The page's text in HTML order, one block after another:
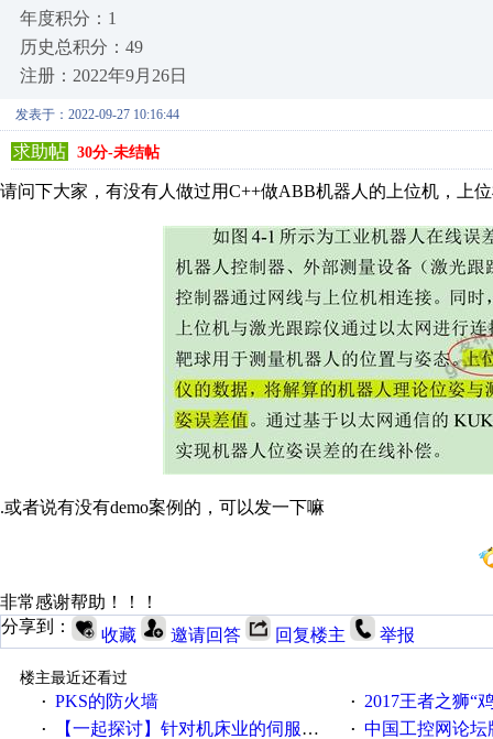
年度积分：1
历史总积分：49
注册：2022年9月26日
发表于：2022-09-27 10:16:44
求助帖 30分-未结帖
请问下大家，有没有人做过用C++做ABB机器人的上位机，上
.或者说有没有demo案例的，可以发一下嘛
非常感谢帮助！！！
分享到：
收藏 邀请回答 回复楼主 举报
楼主最近还看过
· PKS的防火墙 · 2017王者之狮“鸡”情签到
· 【一起探讨】针对机床业的伺服系统发展，您的期望是什么？ · 中国工控网论坛版